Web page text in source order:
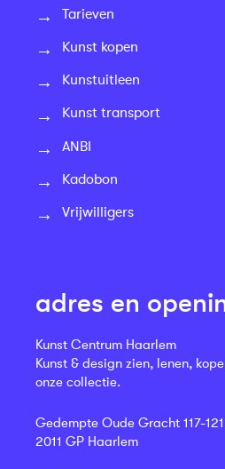
Tarieven
Kunst kopen
Kunstuitleen
Kunst transport
ANBI
Kadobon
Vrijwilligers
adres en
Kunst Centrum Haarlem
Kunst & design zien, lenen,
onze collectie.
Gedempte Oude Gracht 117-121
2011 GP Haarlem